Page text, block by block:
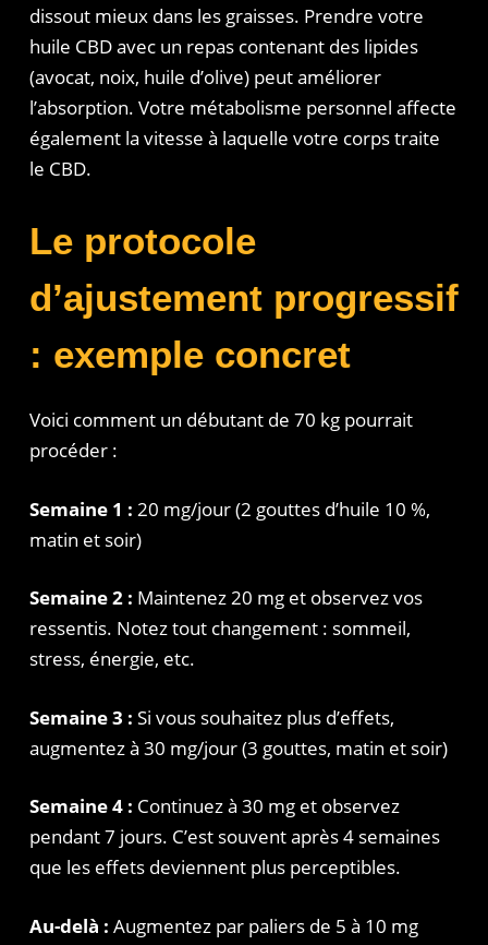
dissout mieux dans les graisses. Prendre votre
huile CBD avec un repas contenant des lipides
(avocat, noix, huile d’olive) peut améliorer
l’absorption. Votre métabolisme personnel affecte
également la vitesse à laquelle votre corps traite
le CBD.
Le protocole
d’ajustement progressif
: exemple concret
Voici comment un débutant de 70 kg pourrait
procéder :
Semaine 1 : 20 mg/jour (2 gouttes d’huile 10 %,
matin et soir)
Semaine 2 : Maintenez 20 mg et observez vos
ressentis. Notez tout changement : sommeil,
stress, énergie, etc.
Semaine 3 : Si vous souhaitez plus d’effets,
augmentez à 30 mg/jour (3 gouttes, matin et soir)
Semaine 4 : Continuez à 30 mg et observez
pendant 7 jours. C’est souvent après 4 semaines
que les effets deviennent plus perceptibles.
Au-delà : Augmentez par paliers de 5 à 10 mg